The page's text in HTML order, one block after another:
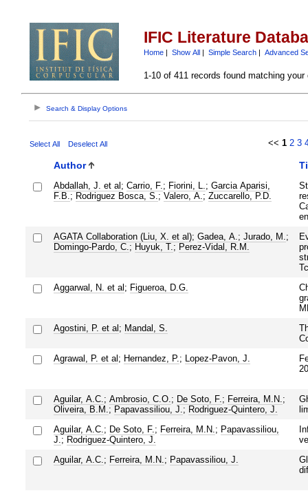
IFIC Literature
Home| Show All| Simple Search| Advanced
1-10 of 411 records found matching your
Search & Display Options
Select All Deselect All << 1 2 3
Author
Abdallah, J. et al ; Carrio, F. ; Fiorini, L. ; Garcia Aparisi,
F.B. ; Rodriguez Bosca, S. ; Valero, A. ; Zuccarello, P.D.
AGATA Collaboration (Liu, X. et al); Gadea, A. ; Jurado, M. ;
Domingo-Pardo, C. ; Huyuk, T. ; Perez-Vidal, R.M.
Aggarwal, N. et al ; Figueroa, D.G.
Agostini, P. et al ; Mandal, S.
Agrawal, P. et al ; Hernandez, P. ; Lopez-Pavon, J.
Aguilar, A.C. ; Ambrosio, C.O. ; De Soto, F. ; Ferreira, M.N. ;
Oliveira, B.M. ; Papavassiliou, J. ; Rodriguez-Quintero, J.
Aguilar, A.C. ; De Soto, F. ; Ferreira, M.N. ; Papavassiliou,
J. ; Rodriguez-Quintero, J.
Aguilar, A.C. ; Ferreira, M.N. ; Papavassiliou, J.